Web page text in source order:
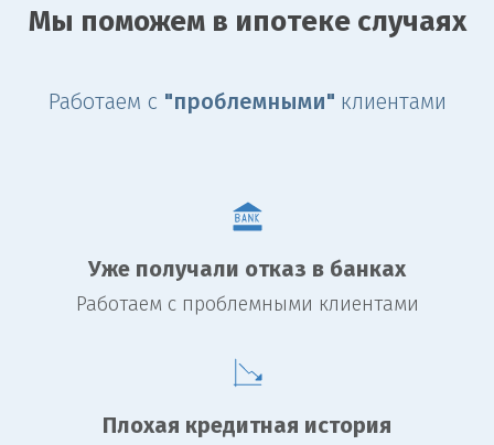
Мы поможем в ипотеке случаях
Работаем с "проблемными" клиентами
Уже получали отказ в банках
Работаем с проблемными клиентами
Плохая кредитная история